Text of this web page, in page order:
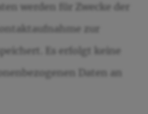
werden für Zwecke der
zur
Es erfolgt keine
Daten an